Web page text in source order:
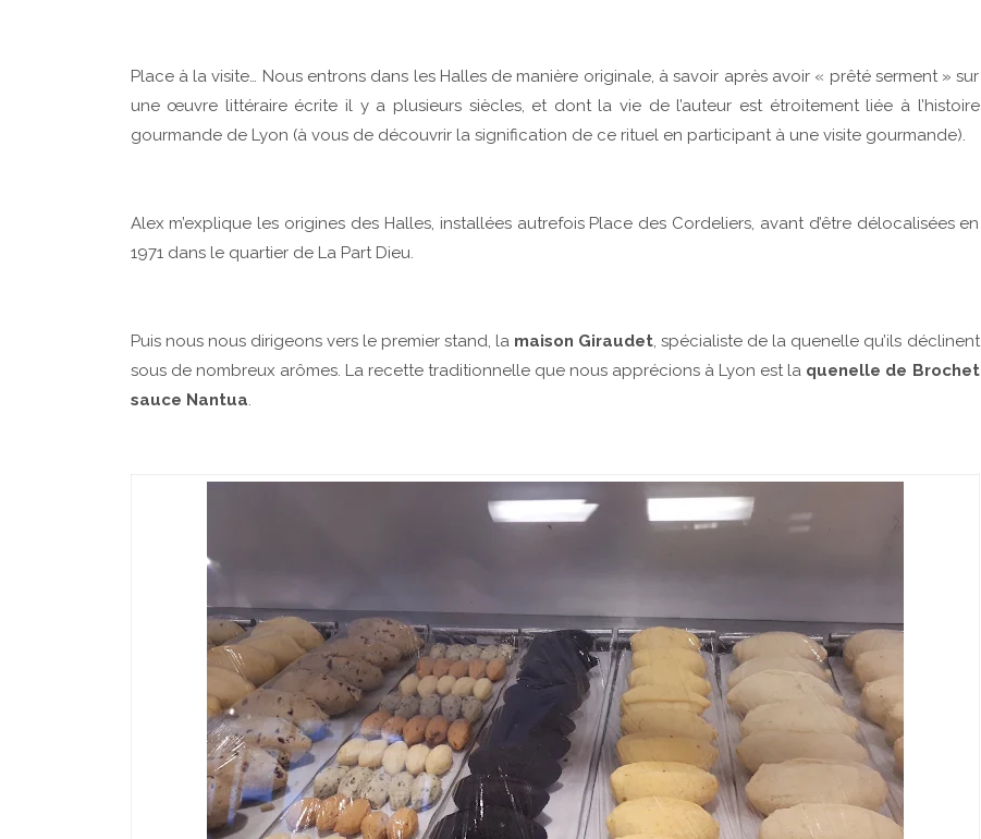
Place à la visite… Nous entrons dans les Halles de manière originale, à savoir après avoir « prêté serment » sur
une œuvre littéraire écrite il y a plusieurs siècles, et dont la vie de l’auteur est étroitement liée à l’histoire
gourmande de Lyon (à vous de découvrir la signification de ce rituel en participant à une visite gourmande).
Alex m’explique les origines des Halles, installées autrefois Place des Cordeliers, avant d’être délocalisées en
1971 dans le quartier de La Part Dieu.
Puis nous nous dirigeons vers le premier stand, la maison Giraudet , spécialiste de la quenelle qu’ils déclinent
sous de nombreux arômes. La recette traditionnelle que nous apprécions à Lyon est la quenelle de Brochet
sauce Nantua